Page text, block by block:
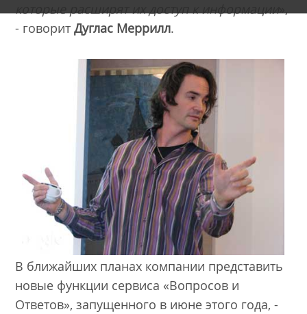
- говоритДуглас Меррилл.
В ближайших планах компании представить
новые функции сервиса«Вопросов и
Ответов», запущенного в июне этого года, -